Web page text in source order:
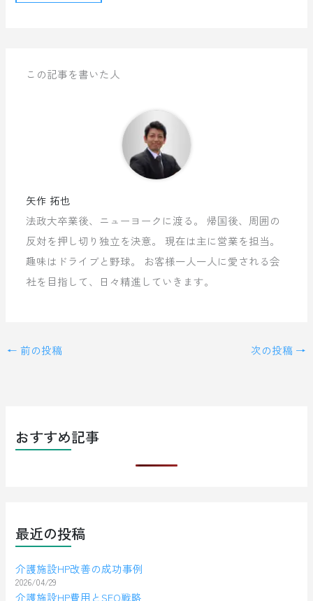
この記事を書いた人
矢作 拓也
法政大卒業後、ニューヨークに渡る。 帰国後、周囲の
反対を押し切り独立を決意。 現在は主に営業を担当。
趣味はドライブと野球。 お客様一人一人に愛される会
社を目指して、日々精進していきます。
← 前の投稿 次の投稿 →
おすすめ記事
最近の投稿
介護施設HP改善の成功事例
2026/04/29
介護施設HP費用とSEO戦略